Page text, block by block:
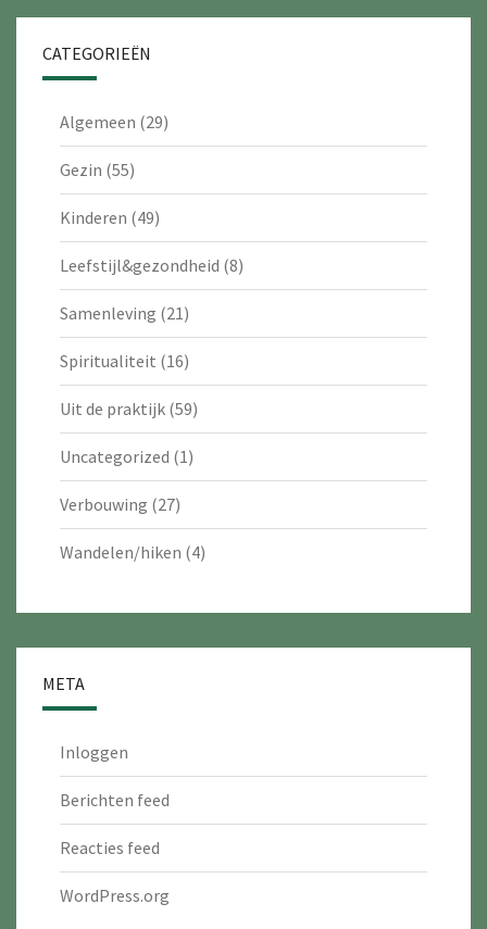
CATEGORIEËN
Algemeen (29)
Gezin (55)
Kinderen (49)
Leefstijl&gezondheid (8)
Samenleving (21)
Spiritualiteit (16)
Uit de praktijk (59)
Uncategorized (1)
Verbouwing (27)
Wandelen/hiken (4)
META
Inloggen
Berichten feed
Reacties feed
WordPress.org